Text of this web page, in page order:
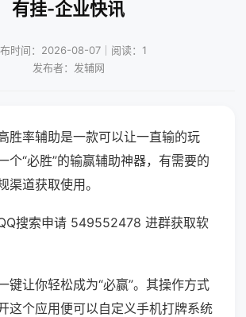
有挂-企业快讯
时间：2026-08-07｜阅读：1
发布者：发辅网
胜率辅助是一款可以让一直输的玩
个“必胜”的输赢辅助神器，有需要的
渠道获取使用。
搜索申请 549552478 进群获取软
键让你轻松成为“必赢”。其操作方式
这个应用便可以自定义手机打牌系统